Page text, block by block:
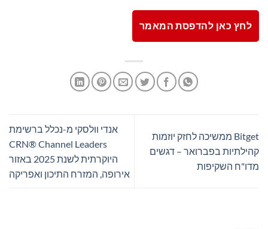
לחץ כאן להדפסת המאמר
Bitget ממשיכה לחזק יוזמות
קהילתיות בפברואר – דגשים
מדו"ח השקיפות
אנדי וולסקי מ-נכלל ברשימת
CRN® Channel Leaders
היוקרתית לשנת 2025 באזור
אירופה, המזרח התיכון ואפריקה